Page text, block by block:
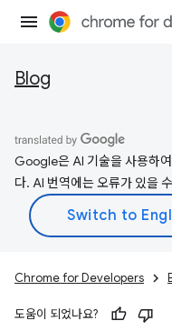
Blog
Google은 AI 기술을 사용하
다. AI 번역에는 오류가 있을
Chrome for Developers
도움이 되었나요?